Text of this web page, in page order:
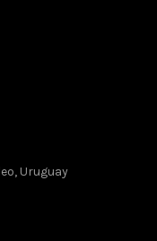
Uruguay